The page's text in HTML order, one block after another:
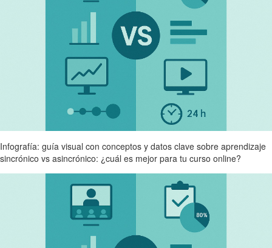
Infografía: guía visual con conceptos y datos clave sobre aprendizaje
sincrónico vs asincrónico: ¿cuál es mejor para tu curso online?